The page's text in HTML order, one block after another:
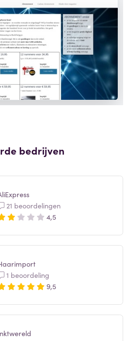
bedrijven
21 beoordelingen
4,5
1 beoordeling
9,5